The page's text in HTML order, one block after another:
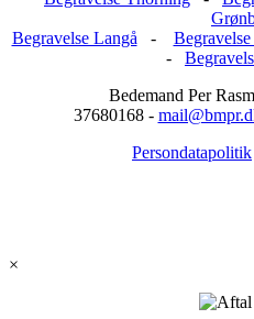
Begravelse Langå -
-
Bedemand Per
37680168 -
Persondatapolitik
×